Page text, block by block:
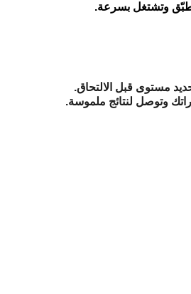
وتشتغل بسرعة.
مستوى قبل الالتحاق.
وتوصل لنتائج ملموسة.